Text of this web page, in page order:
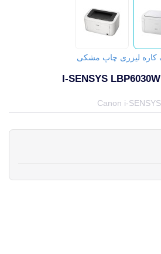
کاره لیزری چاپ مشکی
Canon i-